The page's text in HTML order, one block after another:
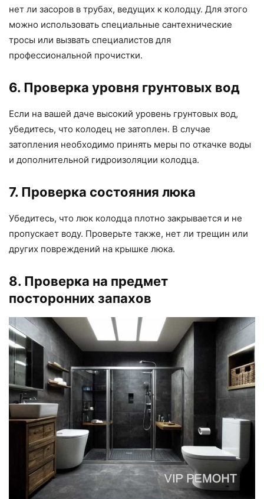
нет ли засоров в трубах, ведущих к колодцу. Для этого
можно использовать специальные сантехнические
тросы или вызвать специалистов для
профессиональной прочистки.
6. Проверка уровня грунтовых вод
Если на вашей даче высокий уровень грунтовых вод,
убедитесь, что колодец не затоплен. В случае
затопления необходимо принять меры по откачке воды
и дополнительной гидроизоляции колодца.
7. Проверка состояния люка
Убедитесь, что люк колодца плотно закрывается и не
пропускает воду. Проверьте также, нет ли трещин или
других повреждений на крышке люка.
8. Проверка на предмет
посторонних запахов